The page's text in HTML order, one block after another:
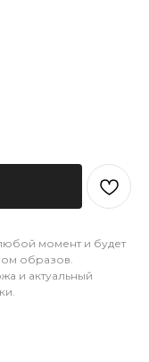
момент и будет
образов.
и актуальный